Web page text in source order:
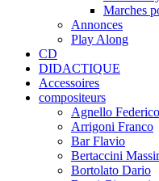
Marches
Annonces
Play Along
CD
DIDACTIQUE
Accessoires
compositeurs
Agnello Federico
Arrigoni Franco
Bar Flavio
Bertaccini
Bortolato Dario